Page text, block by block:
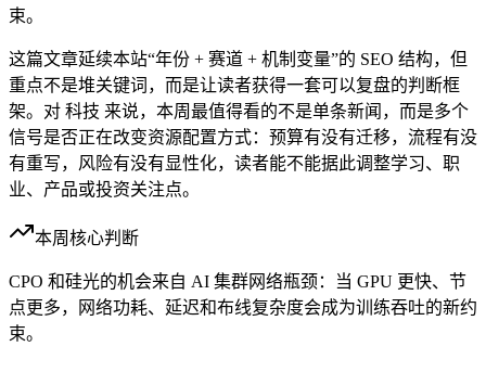
束。
这篇文章延续本站“年份 + 赛道 + 机制变量”的 SEO 结构，但
重点不是堆关键词，而是让读者获得一套可以复盘的判断框
架。对 科技 来说，本周最值得看的不是单条新闻，而是多个
信号是否正在改变资源配置方式：预算有没有迁移，流程有没
有重写，风险有没有显性化，读者能不能据此调整学习、职
业、产品或投资关注点。
本周核心判断
CPO 和硅光的机会来自 AI 集群网络瓶颈：当 GPU 更快、节
点更多，网络功耗、延迟和布线复杂度会成为训练吞吐的新约
束。